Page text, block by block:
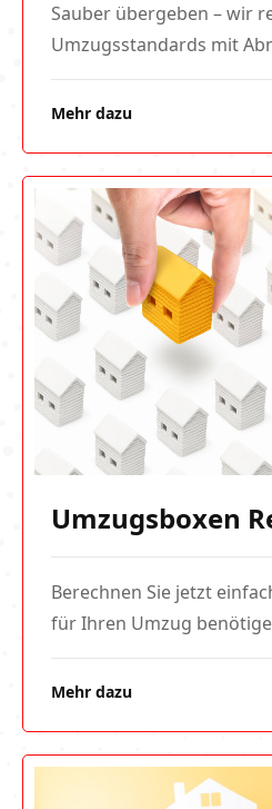
Sauber übergeben – wir
Umzugsstandards mit
Mehr dazu
Umzugsboxen
Berechnen Sie jetzt
für Ihren Umzug
Mehr dazu